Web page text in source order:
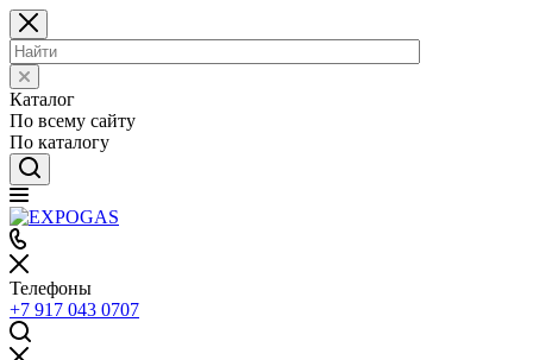
Каталог
По всему сайту
По каталогу
Телефоны
+7 917 043 0707